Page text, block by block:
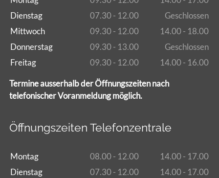
Dienstag
07.30 - 12.00
Geschlossen
Mittwoch
09.30 - 12.00
14.00 - 18.00
Donnerstag
09.30 - 13.00
Geschlossen
Freitag
09.30 - 12.00 14.00 - 16.00
Termine ausserhalb der Öffnungszeiten nach
telefonischer Voranmeldung möglich.
Öffnungszeiten Telefonzentrale
Montag 08.00 - 12.00
14.00 - 17.00
Dienstag
07.30 - 12.00 14.00 - 17.00